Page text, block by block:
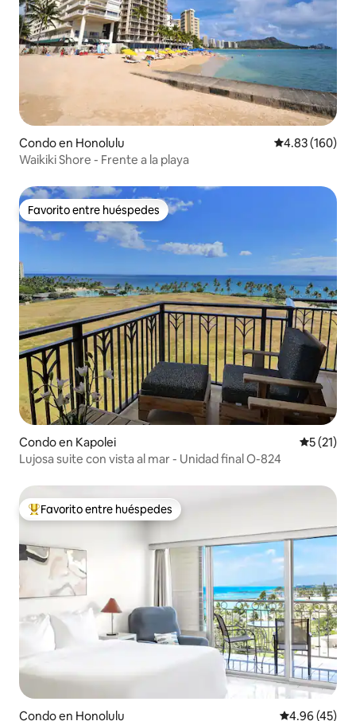
Condo en Honolulu Calificación
4.83 (160)
Waikiki Shore - Frente a la playa
Favorito entre huéspedes
Favorito entre huéspedes
Condo en Kapolei
5 (21)
Lujosa suite con vista al mar - Unidad final O-824
Favorito entre huéspedes preferido
Favorito entre huéspedes
Condo en Honolulu Calificación
4.96 (45)